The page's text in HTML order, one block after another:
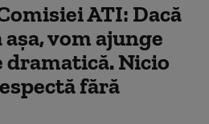
ATI: Dacă
vom ajunge
Nicio
fără